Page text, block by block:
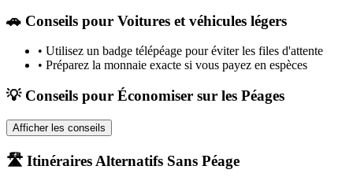
🚗 Conseils pour Voitures et véhicules légers
• Utilisez un badge télépéage pour éviter les files d'attente
• Préparez la monnaie exacte si vous payez en espèces
💡 Conseils pour Économiser sur les Péages
Afficher les conseils
🛣️ Itinéraires Alternatifs Sans Péage